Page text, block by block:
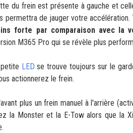
du frein est présente à gauche et
de jauger votre
forte par comparaison avec la
M365 Pro qui se révèle plus
LED se trouve toujours sur le
actionnerez le frein.
plus un frein manuel à l'arrière
la Monster et la E-Tow alors que la